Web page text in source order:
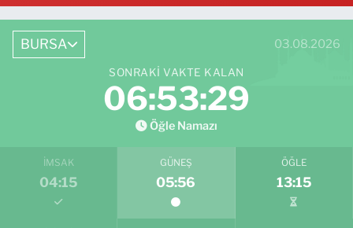
BURSA 03.08.2026
SONRAKI VAKTE KALAN
06:53:28
Öğle Namazı
İMSAK
04:15
GÜNEŞ
05:56
ÖĞLE
13:15